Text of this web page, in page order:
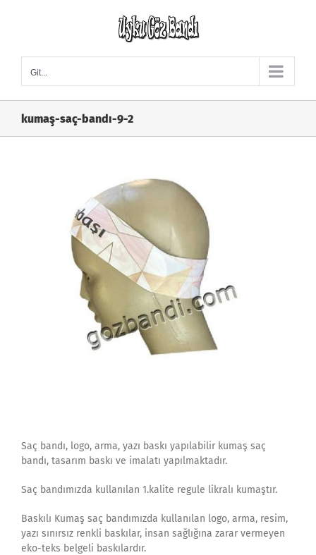
Git...
kumaş-saç-bandı-9-2
Saç bandı, logo, arma, yazı baskı yapılabilir kumaş saç
bandı, tasarım baskı ve imalatı yapılmaktadır.
Saç bandımızda kullanılan 1.kalite regule likralı kumaştır.
Baskılı Kumaş saç bandımızda kullanılan logo, arma, resim,
yazı sınırsız renkli baskılar, insan sağlığına zarar vermeyen
eko-teks belgeli baskılardır.